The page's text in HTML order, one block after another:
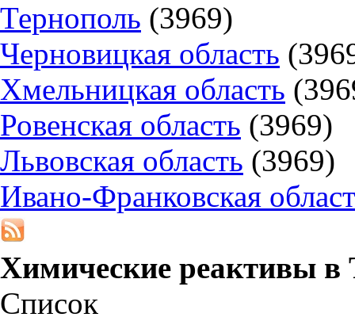
Тернополь (3969)
Черновицкая область
Хмельницкая область
Ровенская область (3969)
Львовская область (3969)
Ивано-Франковская
Химические реактивы в
Список